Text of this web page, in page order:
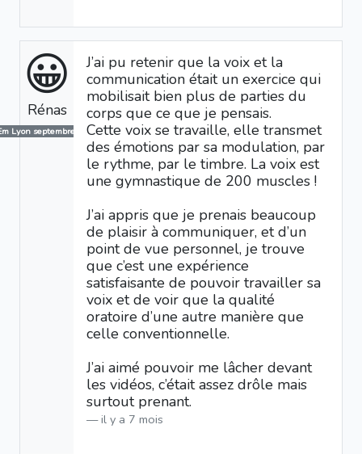
😀
Rénas
Lyon septembre 2025
J’ai pu retenir que la voix et la
communication était un exercice qui
mobilisait bien plus de parties du
corps que ce que je pensais.
Cette voix se travaille, elle transmet
des émotions par sa modulation, par
le rythme, par le timbre. La voix est
une gymnastique de 200 muscles !
J’ai appris que je prenais beaucoup
de plaisir à communiquer, et d’un
point de vue personnel, je trouve
que c’est une expérience
satisfaisante de pouvoir travailler sa
voix et de voir que la qualité
oratoire d’une autre manière que
celle conventionnelle.
J’ai aimé pouvoir me lâcher devant
les vidéos, c’était assez drôle mais
surtout prenant.
il y a 7 mois